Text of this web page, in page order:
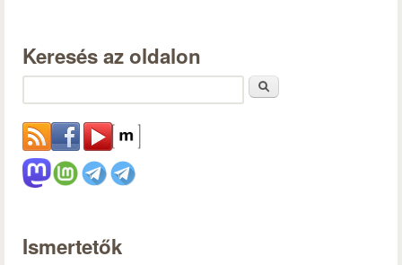
Keresés az oldalon
Ismertetők